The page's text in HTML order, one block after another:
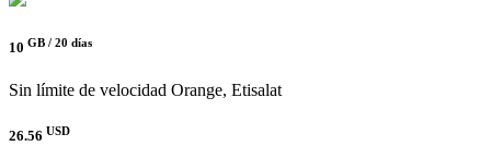
10 GB / 20 días
Sin límite de velocidad Orange, Etisalat
26.56 USD